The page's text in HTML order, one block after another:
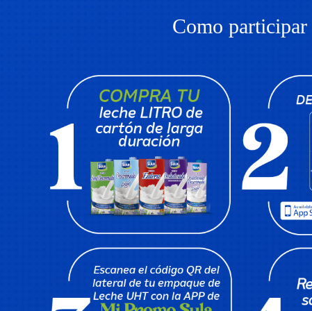
Como participar